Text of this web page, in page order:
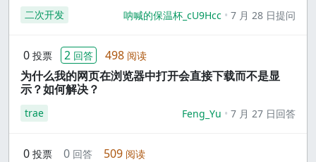
二次开发 呐喊的保温杯_cU9Hcc 7 月 28 日提问
0 投票 2 回答 498 阅读
为什么我的网页在浏览器中打开会直接下载而不是显
示？如何解决？
trae Feng_Yu 7 月 27 日回答
0 投票 0 回答 509 阅读